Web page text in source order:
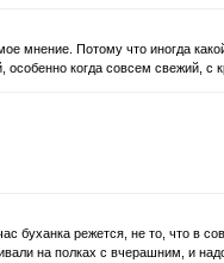
мнение. Потому что иногда
когда совсем свежий, с
буханка режется, не то, что в
на полках с вчерашним, и